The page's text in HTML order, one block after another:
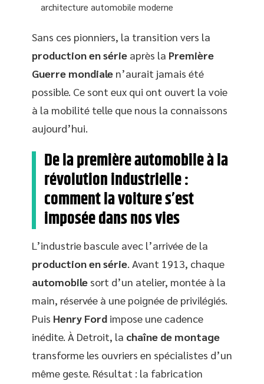
architecture automobile moderne
Sans ces pionniers, la transition vers la
production en série après la Première
Guerre mondiale n’aurait jamais été
possible. Ce sont eux qui ont ouvert la voie
à la mobilité telle que nous la connaissons
aujourd’hui.
De la première automobile à la
révolution industrielle :
comment la voiture s’est
imposée dans nos vies
L’industrie bascule avec l’arrivée de la
production en série. Avant 1913, chaque
automobile sort d’un atelier, montée à la
main, réservée à une poignée de privilégiés.
Puis Henry Ford impose une cadence
inédite. À Detroit, la chaîne de montage
transforme les ouvriers en spécialistes d’un
même geste. Résultat : la fabrication